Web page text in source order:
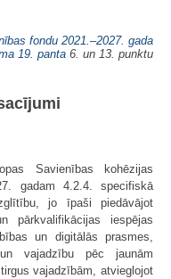
fondu 2021.–2027. gada
19. panta 6. un 13. punktu
Savienības kohēzijas
gadam 4.2.4. specifiskā
jo īpaši piedāvājot
pārkvalifikācijas iespējas
un digitālās prasmes,
vajadzību pēc jaunām
vajadzībām, atvieglojot